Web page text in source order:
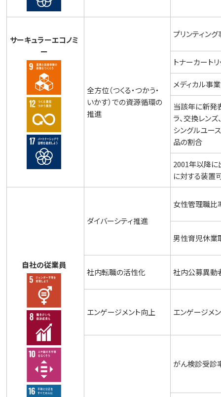
サーキュラーエコノミ
ー
全方位（つくる・つかう・
いかす）での資源循環の
推進
プリンティン
トナーカート
メディカル事
当該年に新発
ラ、交換レンズ
シングルユー
品の割合
2001年以降に
に対する装置
自社の従業員
ダイバーシティ推進
女性管理職比
男性育児休業
社内転職の活性化 社内公募異動
エンゲージメント向上 エンゲージメ
がん検診受診